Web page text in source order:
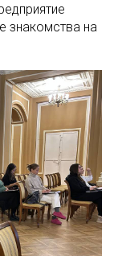
знакомства на